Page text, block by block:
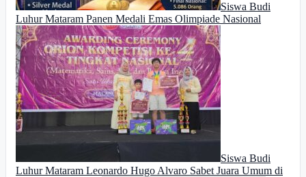
Siswa Budi
Luhur Mataram Panen Medali Emas Olimpiade Nasional
Siswa Budi
Luhur Mataram Leonardo Hugo Alvaro Sabet Juara Umum di